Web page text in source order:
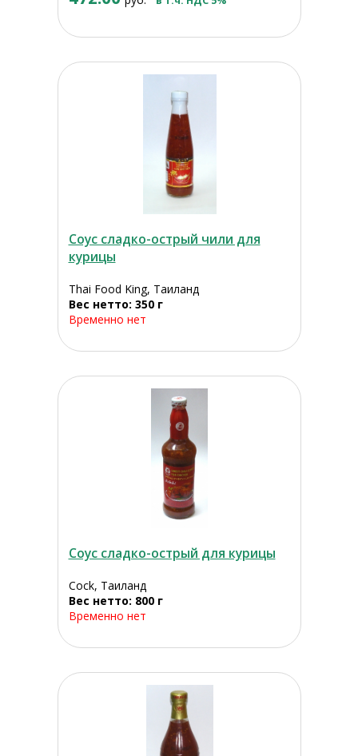
Соус сладко-острый чили для
курицы
Thai Food King, Таиланд
Вес нетто: 350 г
Временно нет
Соус сладко-острый для курицы
Cock, Таиланд
Вес нетто: 800 г
Временно нет